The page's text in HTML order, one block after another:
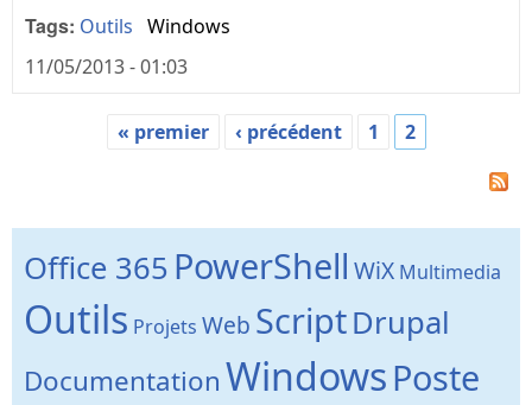
Tags: Outils Windows
11/05/2013 - 01:03
« premier ‹ précédent 1 2
Office 365 PowerShell WiX Multimedia
Outils Projets Web ScriptDrupal
DocumentationWindowsPoste